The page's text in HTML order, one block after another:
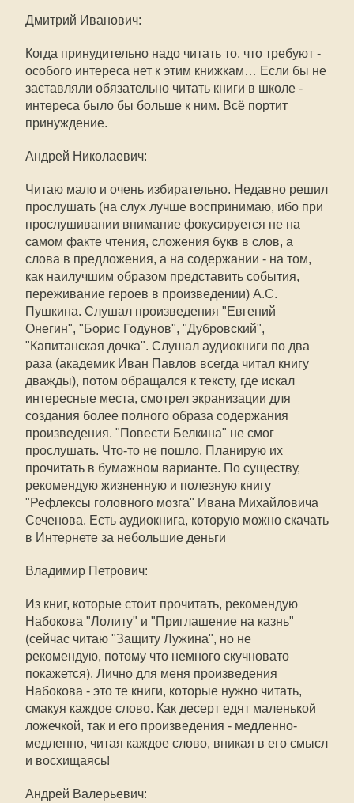
Дмитрий Иванович:
Когда принудительно надо читать то, что требуют -
особого интереса нет к этим книжкам… Если бы не
заставляли обязательно читать книги в школе -
интереса было бы больше к ним. Всё портит
принуждение.
Андрей Николаевич:
Читаю мало и очень избирательно. Недавно решил
прослушать (на слух лучше воспринимаю, ибо при
прослушивании внимание фокусируется не на
самом факте чтения, сложения букв в слов, а
слова в предложения, а на содержании - на том,
как наилучшим образом представить события,
переживание героев в произведении) А.С.
Пушкина. Слушал произведения "Евгений
Онегин", "Борис Годунов", "Дубровский",
"Капитанская дочка". Слушал аудиокниги по два
раза (академик Иван Павлов всегда читал книгу
дважды), потом обращался к тексту, где искал
интересные места, смотрел экранизации для
создания более полного образа содержания
произведения. "Повести Белкина" не смог
прослушать. Что-то не пошло. Планирую их
прочитать в бумажном варианте. По существу,
рекомендую жизненную и полезную книгу
"Рефлексы головного мозга" Ивана Михайловича
Сеченова. Есть аудиокнига, которую можно скачать
в Интернете за небольшие деньги
Владимир Петрович:
Из книг, которые стоит прочитать, рекомендую
Набокова "Лолиту" и "Приглашение на казнь"
(сейчас читаю "Защиту Лужина", но не
рекомендую, потому что немного скучновато
покажется). Лично для меня произведения
Набокова - это те книги, которые нужно читать,
смакуя каждое слово. Как десерт едят маленькой
ложечкой, так и его произведения - медленно-
медленно, читая каждое слово, вникая в его смысл
и восхищаясь!
Андрей Валерьевич: